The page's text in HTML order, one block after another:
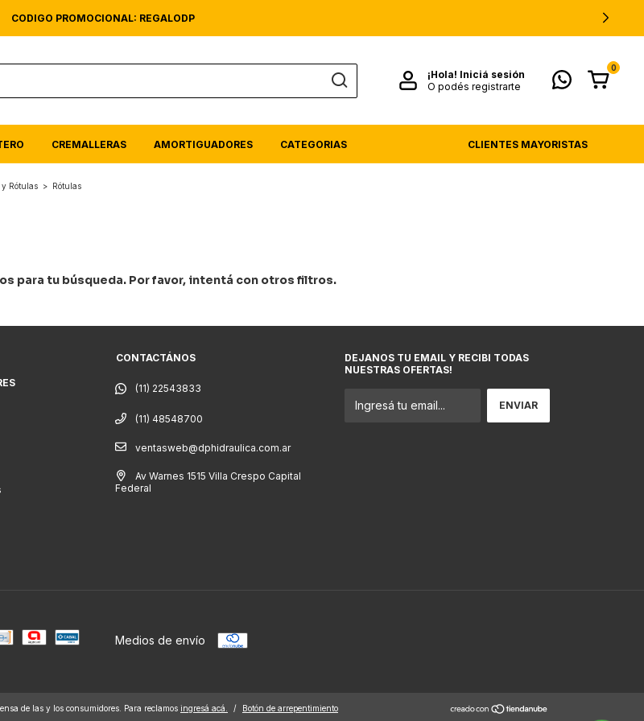
CODIGO PROMOCIONAL: REGALODP
¡Hola! Iniciá sesión
O podés registrarte
0
CREMALLERAS AMORTIGUADORES CATEGORIAS CLIENTES MAYORISTAS
y Rótulas > Rótulas
para tu búsqueda. Por favor, intentá con otros filtros.
CONTACTÁNOS
(11) 48548700
ventasweb@dphidraulica.com.ar
Av Warnes 1515 Villa Crespo Capital
Federal
DEJANOS TU EMAIL Y RECIBI TODAS
NUESTRAS OFERTAS!
Medios de envío
de las y los consumidores. Para reclamos ingresá acá. / Botón de arrepentimiento